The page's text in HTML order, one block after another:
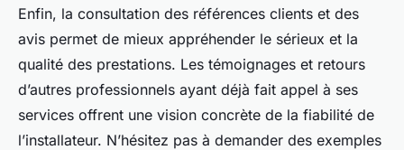
Enfin, la consultation des références clients et des
avis permet de mieux appréhender le sérieux et la
qualité des prestations. Les témoignages et retours
d’autres professionnels ayant déjà fait appel à ses
services offrent une vision concrète de la fiabilité de
l’installateur. N’hésitez pas à demander des exemples